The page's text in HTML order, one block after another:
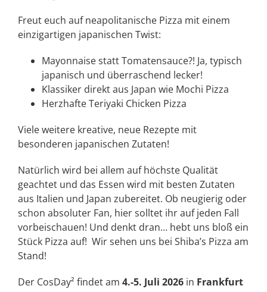
Freut euch auf neapolitanische Pizza mit einem
einzigartigen japanischen Twist:
Mayonnaise statt Tomatensauce?! Ja, typisch
japanisch und überraschend lecker!
Klassiker direkt aus Japan wie Mochi Pizza
Herzhafte Teriyaki Chicken Pizza
Viele weitere kreative, neue Rezepte mit
besonderen japanischen Zutaten!
Natürlich wird bei allem auf höchste Qualität
geachtet und das Essen wird mit besten Zutaten
aus Italien und Japan zubereitet. Ob neugierig oder
schon absoluter Fan, hier solltet ihr auf jeden Fall
vorbeischauen! Und denkt dran… hebt uns bloß ein
Stück Pizza auf! Wir sehen uns bei Shiba’s Pizza am
Stand!
Der CosDay² findet am 4.-5. Juli 2026in Frankfurt